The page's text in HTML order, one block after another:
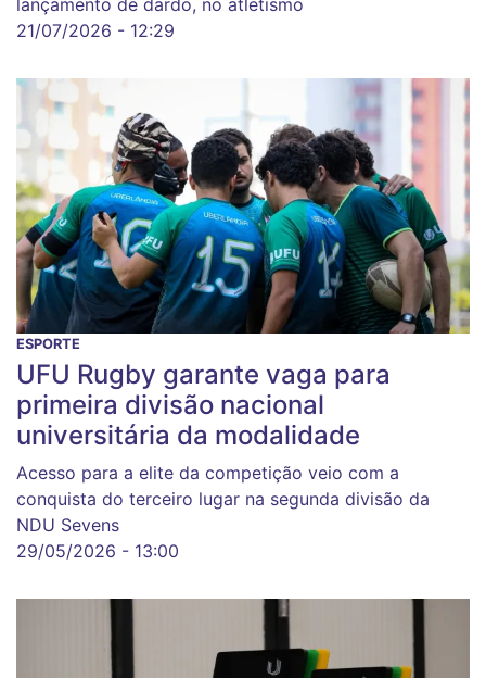
lançamento de dardo, no atletismo
21/07/2026 - 12:29
ESPORTE
UFU Rugby garante vaga para
primeira divisão nacional
universitária da modalidade
Acesso para a elite da competição veio com a
conquista do terceiro lugar na segunda divisão da
NDU Sevens
29/05/2026 - 13:00